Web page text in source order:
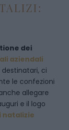
dei
aziendali
destinatari, ci
le confezioni
allegare
e il logo
natalizie